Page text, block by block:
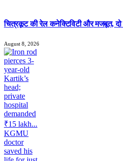
चित्रकूट की रेल कनेक्टिविटी और मजबूत,
August 8, 2026